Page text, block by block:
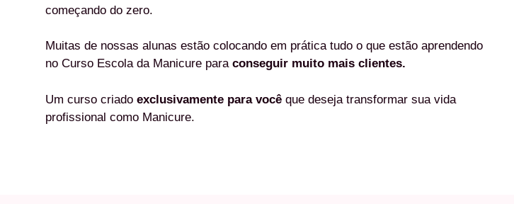
começando do zero.
Muitas de nossas alunas estão colocando em prática tudo o que estão aprendendo
no Curso Escola da Manicure para conseguir muito mais clientes.
Um curso criado exclusivamente para você que deseja transformar sua vida
profissional como Manicure.